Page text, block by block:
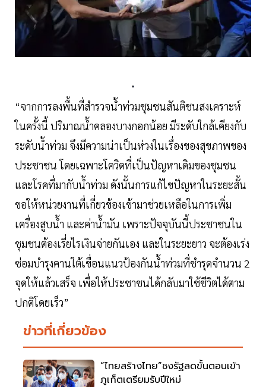
“จากการลงพื้นที่สำรวจน้ำท่วมชุมชนสันติชนสงเคราะห์
ในครั้งนี้ ปริมาณน้ำคลองบางกอกน้อย มีระดับใกล้เคียงกับ
ระดับน้ำท่วม จึงมีความน่าเป็นห่วงในเรื่องของสุขภาพของ
ประชาชน โดยเฉพาะโควิดที่เป็นปัญหาเดิมของชุมชน
และโรคที่มากับน้ำท่วม ดังนั้นการแก้ไขปัญหาในระยะสั้น
ขอให้หน่วยงานที่เกี่ยวข้องเข้ามาช่วยเหลือในการเพิ่ม
เครื่องสูบน้ำ และค่าน้ำมัน เพราะปัจจุบันนี้ประชาชนใน
ชุมชนต้องเรี่ยไรเงินจ่ายกันเอง และในระยะยาว จะต้องเร่ง
ซ่อมบำรุงคานใต้เขื่อนแนวป้องกันน้ำท่วมที่ชำรุดจำนวน 2
จุดให้แล้วเสร็จ เพื่อให้ประชาชนได้กลับมาใช้ชีวิตได้ตาม
ปกติโดยเร็ว”
ข่าวที่เกี่ยวข้อง
“ไทยสร้างไทย”ชงรัฐลดขั้นตอนเข้า
ภูเก็ตเตรียมรับปีใหม่